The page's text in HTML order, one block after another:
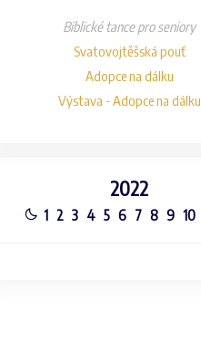
Biblické tance pro seniory
Svatovojtěšská pouť
Adopce na dálku
Výstava - Adopce na dálku
2022
1 2 3 4 5 6 7 8 9 10